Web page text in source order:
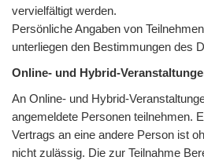
vervielfältigt werden.
Persönliche Angaben von
unterliegen den Bestimmungen des
Online- und Hybrid-
An Online- und Hybrid-
angemeldete Personen teilnehmen.
Vertrags an eine andere Person ist
nicht zulässig. Die zur Teilnahme